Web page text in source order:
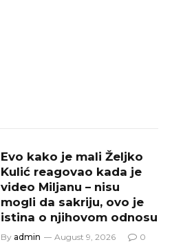
Evo kako je mali Željko
Kulić reagovao kada je
video Miljanu – nisu
mogli da sakriju, ovo je
istina o njihovom odnosu
By admin August 9, 2026 0